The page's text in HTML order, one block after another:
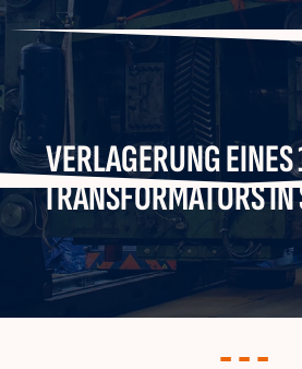
VERLAGERUNG
TRANSFORMATORS